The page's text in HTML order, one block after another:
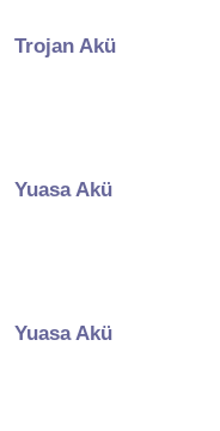
Trojan Akü
Yuasa Akü
Yuasa Akü